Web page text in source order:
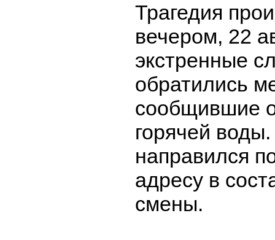
Трагедия
вечером, 22
экстренные
обратились
сообщившие
горячей
направился
адресу в
смены.